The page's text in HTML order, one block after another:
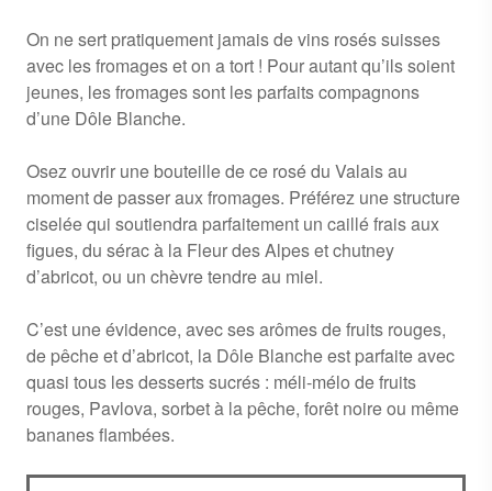
On ne sert pratiquement jamais de vins rosés suisses
avec les fromages et on a tort ! Pour autant qu’ils soient
jeunes, les fromages sont les parfaits compagnons
d’une Dôle Blanche.
Osez ouvrir une bouteille de ce rosé du Valais au
moment de passer aux fromages. Préférez une structure
ciselée qui soutiendra parfaitement un caillé frais aux
figues, du sérac à la Fleur des Alpes et chutney
d’abricot, ou un chèvre tendre au miel.
C’est une évidence, avec ses arômes de fruits rouges,
de pêche et d’abricot, la Dôle Blanche est parfaite avec
quasi tous les desserts sucrés : méli-mélo de fruits
rouges, Pavlova, sorbet à la pêche, forêt noire ou même
bananes flambées.